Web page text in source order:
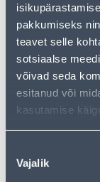
pakkumiseks
teavet selle
sotsiaalse
võivad seda
esitanud või
kasutamise
valik
Vajalik
5.00 € /tk
M